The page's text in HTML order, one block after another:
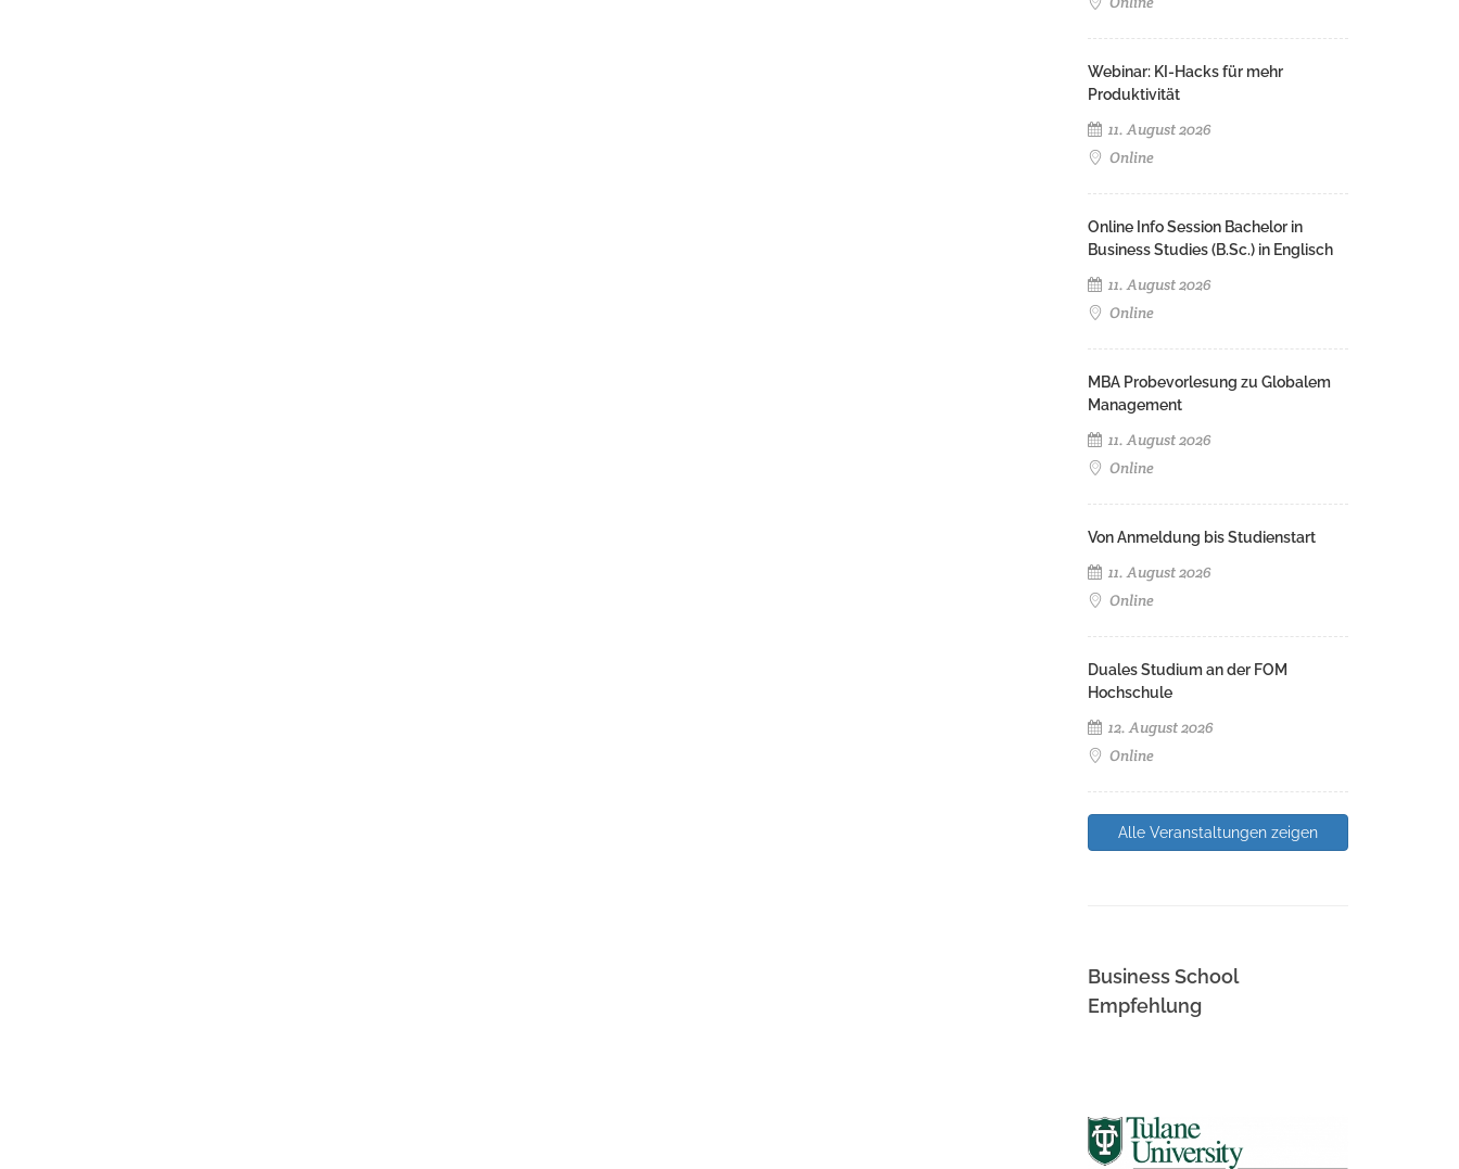
Webinar: KI-Hacks für mehr
Produktivität
11. August 2026
Online
Online Info Session Bachelor in
Business Studies (B.Sc.) in Englisch
11. August 2026
Online
MBA Probevorlesung zu Globalem
Management
11. August 2026
Online
Von Anmeldung bis Studienstart
11. August 2026
Online
Duales Studium an der FOM
Hochschule
12. August 2026
Online
Alle Veranstaltungen zeigen
Business School
Empfehlung